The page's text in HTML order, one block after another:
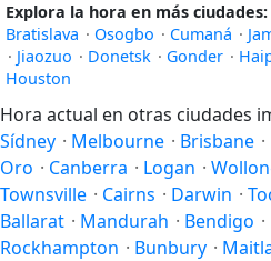
Explora la hora en más ciudades:
Bratislava · Osogbo · Cumaná ·
· Jiaozuo · Donetsk · Gonder ·
Houston
Hora actual en otras ciudades
Sídney · Melbourne · Brisbane ·
Oro · Canberra · Logan ·
Townsville · Cairns · Darwin ·
Ballarat · Mandurah · Bendigo ·
Rockhampton · Bunbury ·